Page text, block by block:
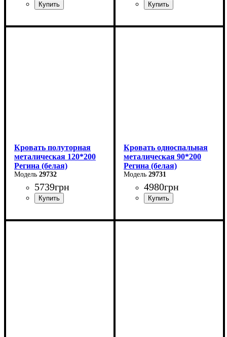
Ширина: 180 см
Ширина: 140 см
Кровать полуторная
металическая 120*200
Регина (белая)
29732
5739грн
Ширина: 120 см
Кровать односпальная
металическая 90*200
Регина (белая)
29731
4980грн
Ширина: 90 см